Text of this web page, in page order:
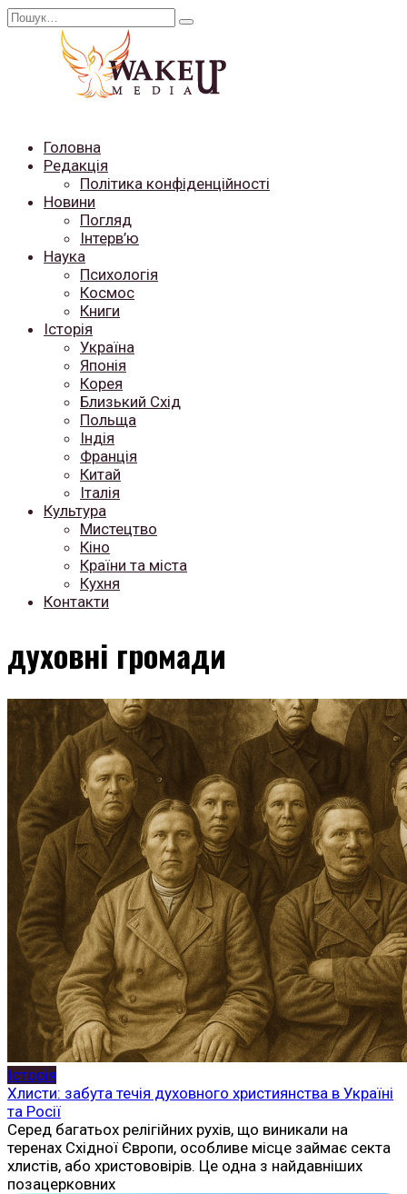
Перейти
Search
Головна
Редакція
Політика конфіденційності
Новини
Погляд
Інтерв’ю
Наука
Психологія
Космос
Книги
Історія
Україна
Японія
Корея
Близький Схід
Польща
Індія
Франція
Китай
Італія
Культура
Мистецтво
Кіно
Країни та міста
Кухня
Контакти
духовні громади
Історія
Хлисти: забута течія духовного християнства в Україні
та Росії
Серед багатьох релігійних рухів, що виникали на
теренах Східної Європи, особливе місце займає секта
хлистів, або христововірів. Це одна з найдавніших
позацерковних